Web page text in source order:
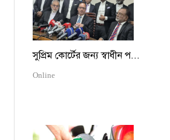
সুপ্রিম কোর্টের জন্য স্বাধীন প...
Online